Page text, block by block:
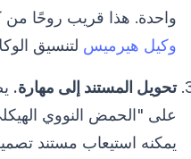
واحدة. هذا قريب روحًا من
وكيل هيرميس لتنسيق
تحويل المستند إلى مهارة.
على "الحمض النووي
يمكنه استيعاب مستند